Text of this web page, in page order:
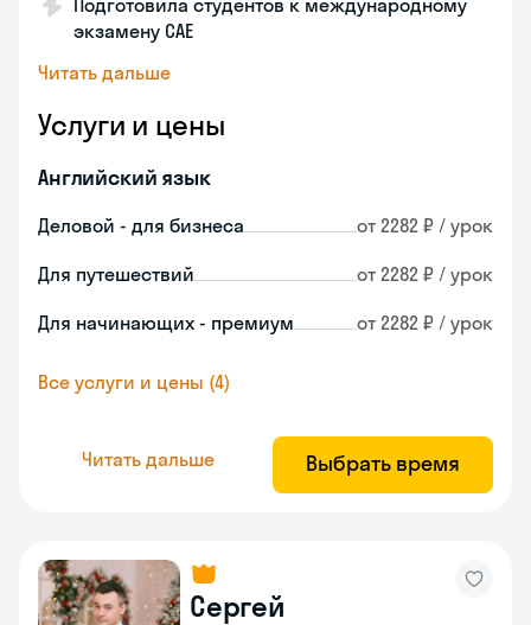
Подготовила студентов к международному
экзамену CAE
Читать дальше
Услуги и цены
Английский язык
Деловой - для бизнеса от 2282 ₽ / урок
Для путешествий от 2282 ₽ / урок
Для начинающих - премиум от 2282 ₽ / урок
Все услуги и цены (4)
Читать дальше Выбрать время
Сергей